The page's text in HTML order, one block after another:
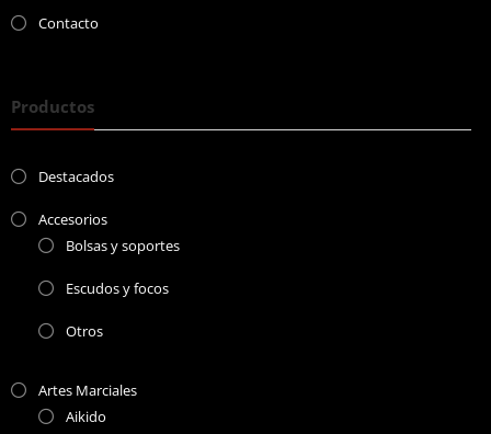
Contacto
Productos
Destacados
Accesorios
Bolsas y soportes
Escudos y focos
Otros
Artes Marciales
Aikido